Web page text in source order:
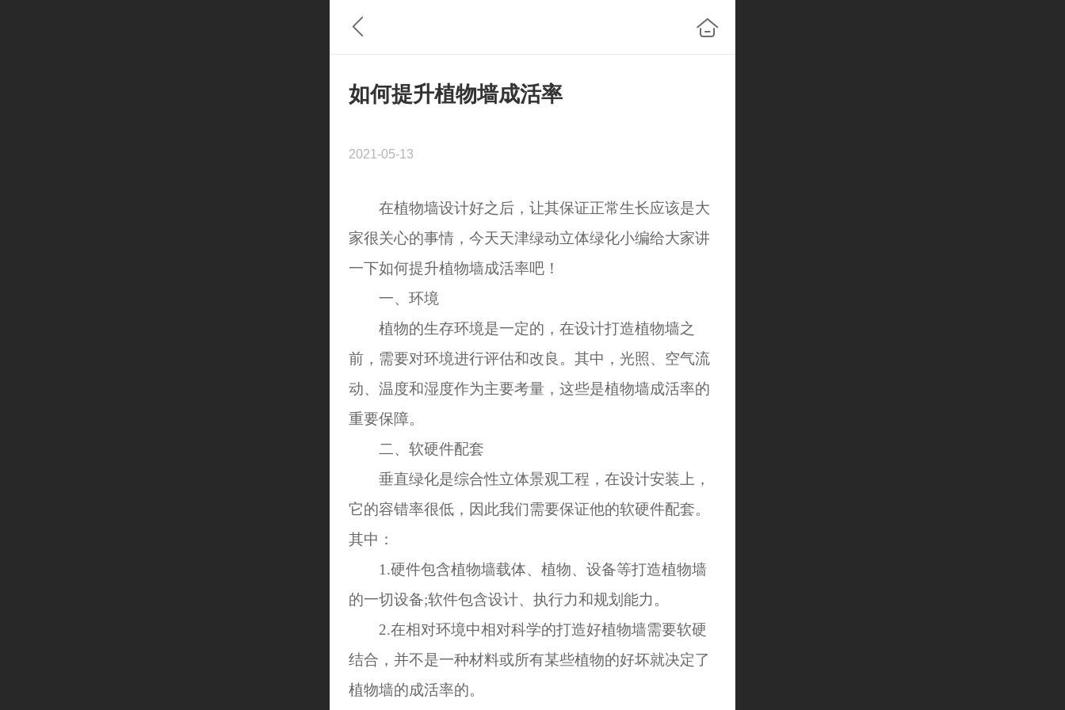
如何提升植物墙成活率
2021-05-13
在植物墙设计好之后，让其保证正常生长应该是大
家很关心的事情，今天天津绿动立体绿化小编给大家讲
一下如何提升植物墙成活率吧！
一、环境
植物的生存环境是一定的，在设计打造植物墙之
前，需要对环境进行评估和改良。其中，光照、空气流
动、温度和湿度作为主要考量，这些是植物墙成活率的
重要保障。
二、软硬件配套
垂直绿化是综合性立体景观工程，在设计安装上，
它的容错率很低，因此我们需要保证他的软硬件配套。
其中：
1.硬件包含植物墙载体、植物、设备等打造植物墙
的一切设备;软件包含设计、执行力和规划能力。
2.在相对环境中相对科学的打造好植物墙需要软硬
结合，并不是一种材料或所有某些植物的好坏就决定了
植物墙的成活率的。